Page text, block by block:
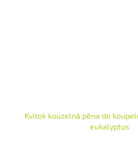
Kvitok kouzelná pěna do
eukalyptus